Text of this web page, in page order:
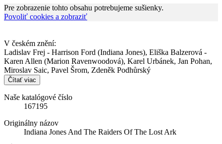
Pre zobrazenie tohto obsahu potrebujeme sušienky.
Povoliť cookies a zobraziť
V českém znění:
Ladislav Frej - Harrison Ford (Indiana Jones), Eliška Balzerová -
Karen Allen (Marion Ravenwoodová), Karel Urbánek, Jan Pohan,
Miroslav Saic, Pavel Šrom, Zdeněk Podhůrský
Čítať viac
Naše katalógové číslo
167195
Originálny názov
Indiana Jones And The Raiders Of The Lost Ark